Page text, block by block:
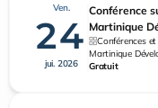
Ven.
24
jui. 2026
Conférence
Martinique
Conférences
Martinique
Gratuit